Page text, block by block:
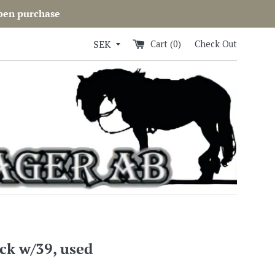
purchase
Cart (0) Check Out
w/39, used